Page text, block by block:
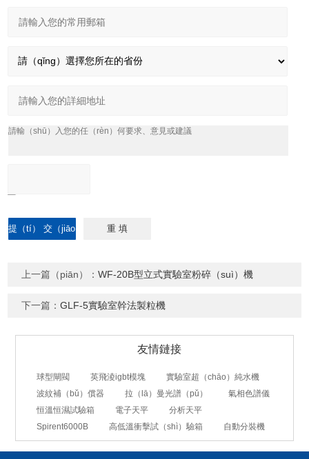
上一篇（piān）：WF-20B型立式實驗室粉碎（suì）機
下一篇：GLF-5實驗室幹法製粒機
友情鏈接
球型閘閥 英飛淩igbt模塊
實驗室超（chāo）純水機
波紋補（bǔ）償器
拉（lā）曼光譜（pǔ）
氣相色譜儀
恒溫恒濕試驗箱
電子天平
分析天平
Spirent6000B
高低溫衝擊試（shì）驗箱 自動分裝機